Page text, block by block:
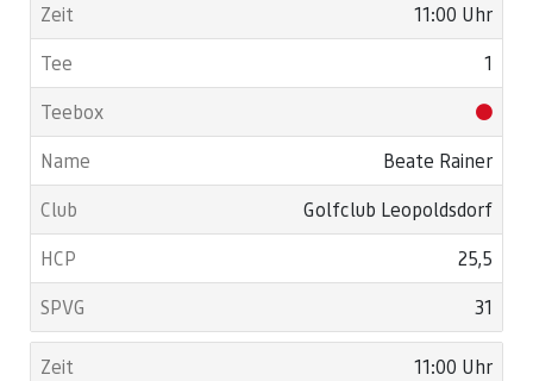
11:00 Uhr
1
Beate Rainer
Golfclub Leopoldsdorf
25,5
31
11:00 Uhr